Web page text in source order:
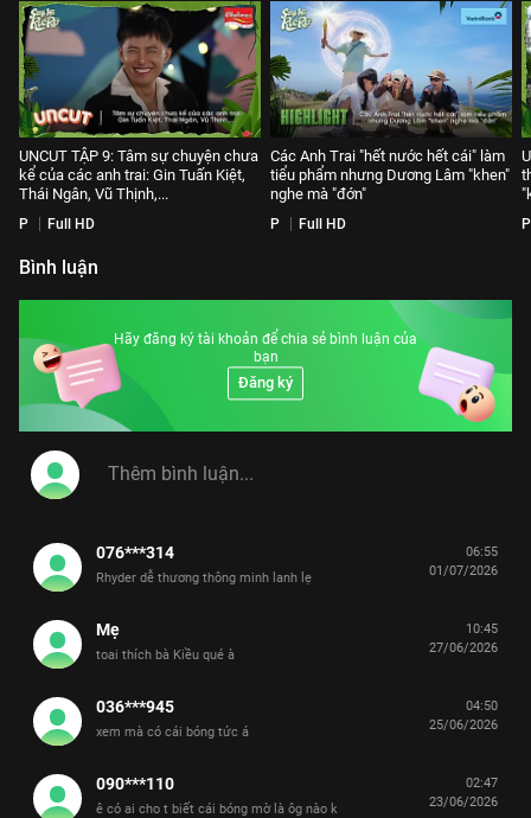
UNCUT TẬP 9: Tâm sự chuyện chưa
kể của các anh trai: Gin Tuấn Kiệt,
Thái Ngân, Vũ Thịnh,...
P Full HD
Các Anh Trai "hết nước hết cái" làm
tiểu phẩm nhưng Dương Lâm "khen"
nghe mà "đớn"
P Full HD P
Bình luận
Hãy đăng ký tài khoản để chia sẻ bình luận của
bạn
Đăng ký
076***314
Rhyder dễ thương thông minh lanh lẹ
06:55
01/07/2026
Mẹ
toai thích bà Kiều qué à
10:45
27/06/2026
036***945
xem mà có cái bóng tức á
04:50
25/06/2026
090***110
ê có ai cho t biết cái bóng mờ là ôg nào k
02:47
23/06/2026